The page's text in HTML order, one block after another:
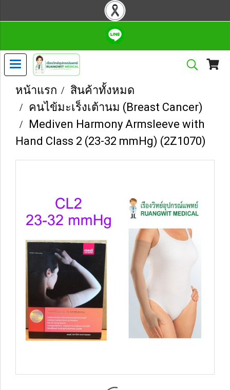
หน้าแรก
สินค้าทั้งหมด
คนไข้มะเร็งเต้านม (Breast Cancer)
Mediven Harmony Armsleeve with
Hand Class 2 (23-32 mmHg) (2Z1070)